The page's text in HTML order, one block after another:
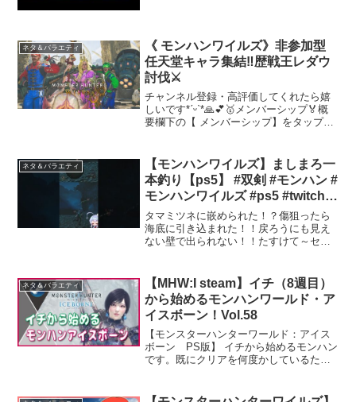
ネタ＆バラエティ
《 モンハンワイルズ》非参加型
任天堂キャラ集結‼️歴戦王レダウ
討伐⚔️
チャンネル登録・高評価してくれたら嬉
しいです*ˊᵕˋ*🙏💕🥇メンバーシップ🏅概
要欄下の【 メンバーシップ】をタップす
❀✿❀...
ネタ＆バラエティ
【モンハンワイルズ】ましまろ一
本釣り【ps5】 #双剣 #モンハン #
モンハンワイルズ #ps5 #twitch
#tyokomashimaro #ゲーム #バグ
タマミツネに嵌められた！？傷狙ったら
海底に引き込まれた！！戻ろうにも見え
ない壁で出られない！！たすけて～セク
shortも通常動画も配信頑張りますので高
評価も...
ネタ＆バラエティ
【MHW:I steam】イチ（8週目）
から始めるモンハンワールド・ア
イスボーン！Vol.58
【モンスターハンターワールド：アイス
ボーン PS版】 イチから始めるモンハン
です。既にクリアを何度かしているた
はNG・短時間での連投コメントはNG・